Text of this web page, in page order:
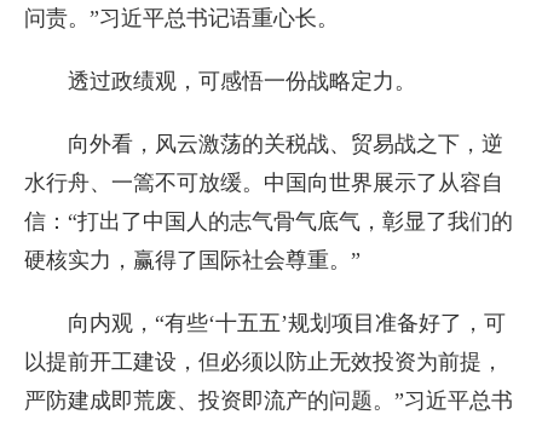
问责。”习近平总书记语重心长。
透过政绩观，可感悟一份战略定力。
向外看，风云激荡的关税战、贸易战之下，逆
水行舟、一篙不可放缓。中国向世界展示了从容自
信：“打出了中国人的志气骨气底气，彰显了我们的
硬核实力，赢得了国际社会尊重。”
向内观，“有些‘十五五’规划项目准备好了，可
以提前开工建设，但必须以防止无效投资为前提，
严防建成即荒废、投资即流产的问题。”习近平总书